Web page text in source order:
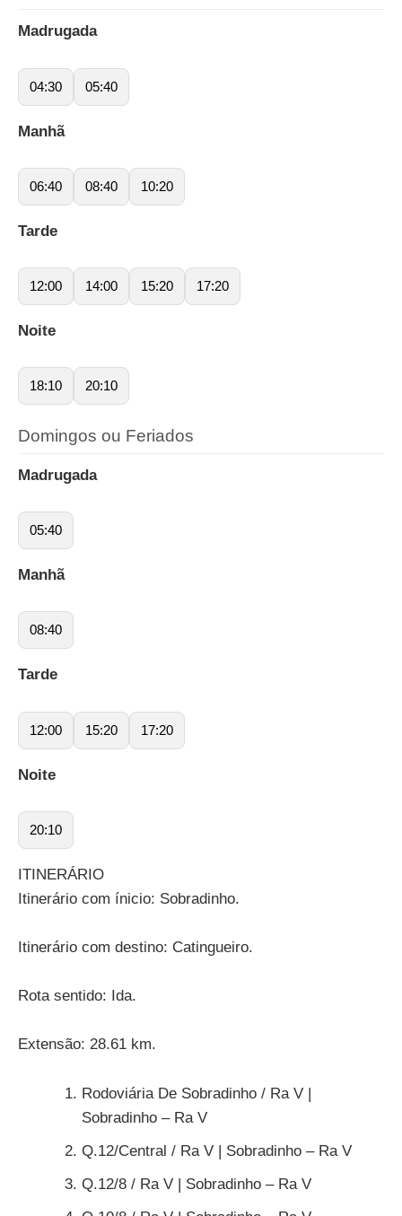
Madrugada
04:30 05:40
Manhã
06:40 08:40 10:20
Tarde
12:00 14:00 15:20 17:20
Noite
18:10 20:10
Domingos ou Feriados
Madrugada
05:40
Manhã
08:40
Tarde
12:00 15:20 17:20
Noite
20:10
ITINERÁRIO
Itinerário com ínicio: Sobradinho.
Itinerário com destino: Catingueiro.
Rota sentido: Ida.
Extensão: 28.61 km.
Rodoviária De Sobradinho / Ra V |
Sobradinho – Ra V
Q.12/Central / Ra V | Sobradinho – Ra V
Q.12/8 / Ra V | Sobradinho – Ra V